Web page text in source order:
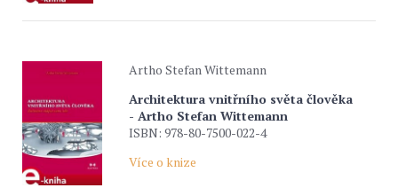
Artho Stefan Wittemann
Architektura vnitřního světa člověka
- Artho Stefan Wittemann
ISBN: 978-80-7500-022-4
Více o knize